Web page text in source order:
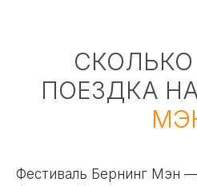
ПОЕЗДКА
Фестиваль Бернинг Мэн